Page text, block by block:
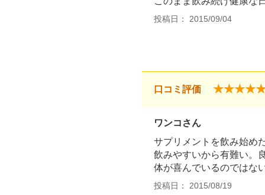
投稿日： 2015/09/04
口コミ評価
ワンコさん
サプリメントを飲み始め
飲みやすいから有難い。
体が喜んでいるのではな
投稿日： 2015/08/19